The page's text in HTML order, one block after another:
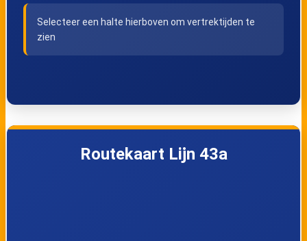
Wezenstraat
Gemeentehuis
Selecteer een halte hierboven om vertrektijden te
zien
Routekaart Lijn 43a